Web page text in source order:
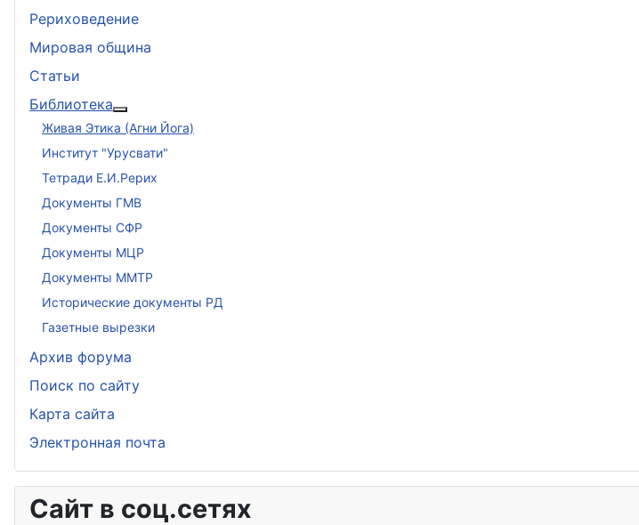
Рериховедение
Мировая община
Статьи
Библиотека
Подробнее: Библиотека
Живая Этика (Агни Йога)
Институт "Урусвати"
Тетради Е.И.Рерих
Документы ГМВ
Документы СФР
Документы МЦР
Документы ММТР
Исторические документы РД
Газетные вырезки
Архив форума
Поиск по сайту
Карта сайта
Электронная почта
Сайт в соц.сетях